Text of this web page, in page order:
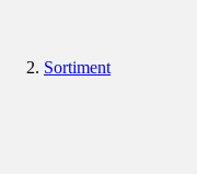
Sortiment